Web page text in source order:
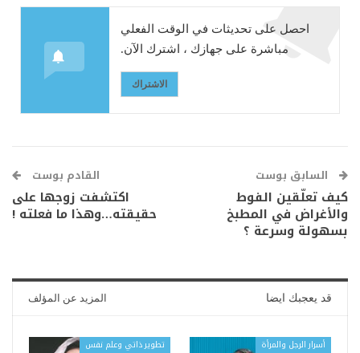
احصل على تحديثات في الوقت الفعلي
مباشرة على جهازك ، اشترك الآن.
الاشتراك
السابق بوست
كيف تعلّقين الفوط
والأغراض في المطبخ
بسهولة وسرعة ؟
القادم بوست
اكتشفت زوجها على
حقيقته…وهذا ما فعلته !
قد يعجبك ايضا المزيد عن المؤلف
أسرار الرجل والمرأة تطوير ذاتي وعلم نفس